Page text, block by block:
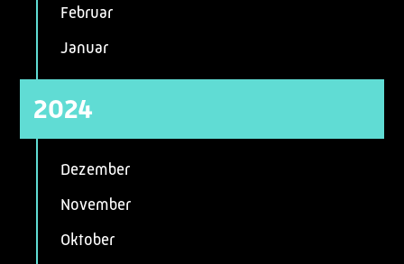
Februar
Januar
2024
Dezember
November
Oktober